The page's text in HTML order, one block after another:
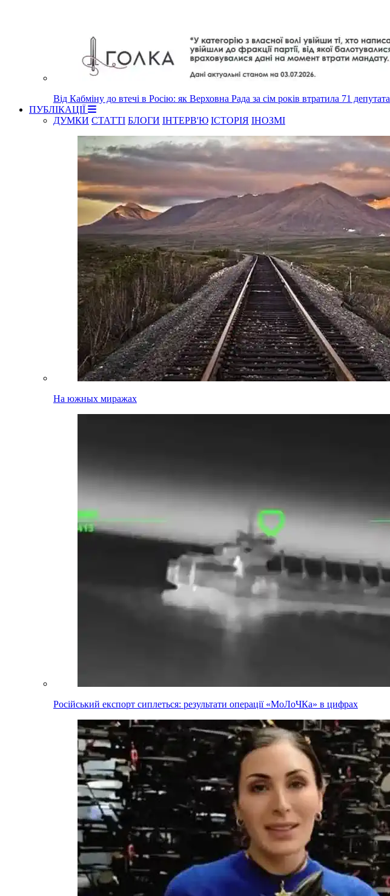
Від Кабміну до втечі в Росію: як Верховна Рада за сім років втратила 71 депутата
ПУБЛІКАЦІЇ
ДУМКИ СТАТТІ БЛОГИ ІНТЕРВ'Ю ІСТОРІЯ ІНОЗМІ
На южных миражах
Російський експорт сиплеться: результати операції «МоЛоЧКа» в цифрах